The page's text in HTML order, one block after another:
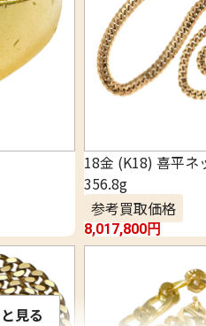
18金 (K18) 喜平ネ
356.8g
参考買取価格
8,017,800円
見る